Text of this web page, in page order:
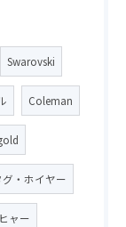
Swarovski
Coleman
グ・ホイヤー
ャー